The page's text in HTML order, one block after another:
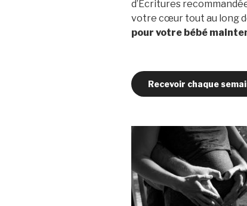
d’Écritures
votre cœur tout au long
pour votre bébé
Recevoir chaque